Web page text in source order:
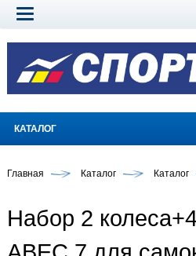
КАТАЛОГ
Главная Каталог Каталог
Набор 2